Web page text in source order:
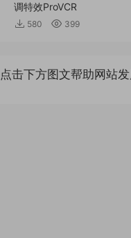
调特效ProVCR
580 399
点击下方图文帮助网站